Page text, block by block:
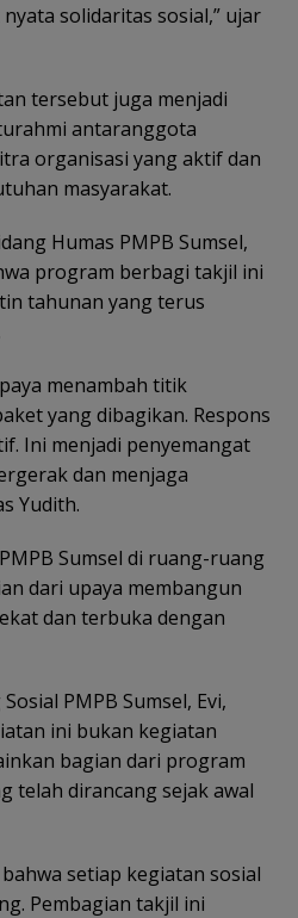
solidaritas sosial,” ujar
tersebut juga menjadi
antaranggota
organisasi yang aktif dan
masyarakat.
Humas PMPB Sumsel,
program berbagi takjil ini
tahunan yang terus
menambah titik
yang dibagikan. Respons
Ini menjadi penyemangat
dan menjaga
Yudith.
Sumsel di ruang-ruang
dari upaya membangun
dan terbuka dengan
PMPB Sumsel, Evi,
ini bukan kegiatan
bagian dari program
telah dirancang sejak awal
setiap kegiatan sosial
Pembagian takjil ini